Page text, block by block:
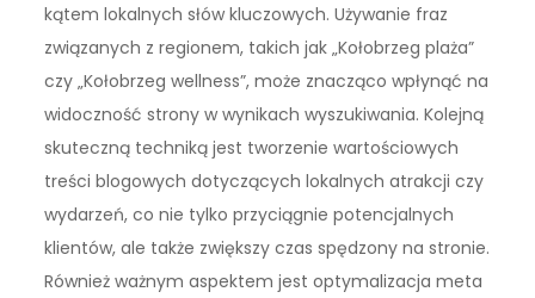
kątem lokalnych słów kluczowych. Używanie fraz
związanych z regionem, takich jak „Kołobrzeg plaża”
czy „Kołobrzeg wellness”, może znacząco wpłynąć na
widoczność strony w wynikach wyszukiwania. Kolejną
skuteczną techniką jest tworzenie wartościowych
treści blogowych dotyczących lokalnych atrakcji czy
wydarzeń, co nie tylko przyciągnie potencjalnych
klientów, ale także zwiększy czas spędzony na stronie.
Również ważnym aspektem jest optymalizacja meta